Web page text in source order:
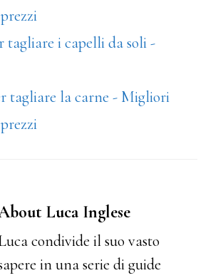
tagliare i capelli da soli -
tagliare la carne - Migliori
Luca Inglese
condivide il suo vasto
in una serie di guide